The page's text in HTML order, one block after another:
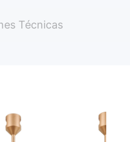
Técnicas